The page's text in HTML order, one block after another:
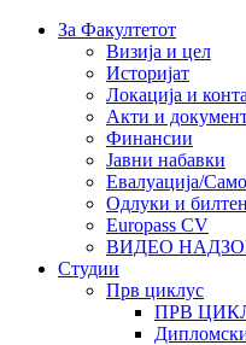
За Факултетот
Визија и цел
Историјат
Локација и
Акти и
Финансии
Јавни набавки
Евалуација/
Одлуки и
Europass CV
ВИДЕО
Студии
Прв циклус
ПРВ